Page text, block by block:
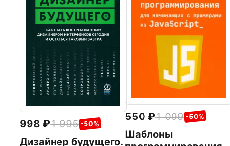
998 1 995 -50%
Дизайнер будущего.
550 1 099 -50%
Шаблоны